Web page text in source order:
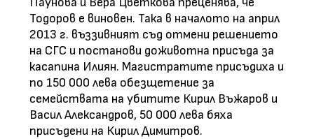
Тодоров е виновен. Така в началото на април
2013 г. въззивният съд отмени решението
на СГС и постанови доживотна присъда за
касапина Илиян. Магистратите присъдиха и
по 150 000 лева обезщетение за
семействата на убитите Кирил Въжаров и
Васил Александров, 50 000 лева бяха
присъдени на Кирил Димитров.